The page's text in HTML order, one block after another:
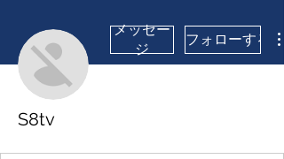
メッセー
ジ
フォローする
S8tv